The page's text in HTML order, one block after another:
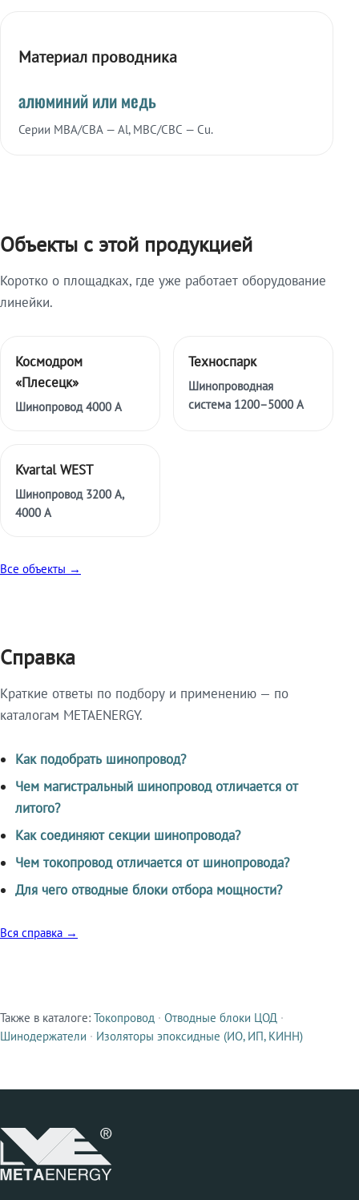
Материал проводника
алюминий или медь
Серии МВА/СВА — Al, МВС/СВС — Cu.
Объекты с этой продукцией
Коротко о площадках, где уже работает оборудование
линейки.
Космодром
«Плесецк»
Шинопровод 4000 А
Техноспарк
Шинопроводная
система 1200–5000 А
Kvartal WEST
Шинопровод 3200 А,
4000 А
Все объекты →
Справка
Краткие ответы по подбору и применению — по
каталогам METAENERGY.
Как подобрать шинопровод?
Чем магистральный шинопровод отличается от
литого?
Как соединяют секции шинопровода?
Чем токопровод отличается от шинопровода?
Для чего отводные блоки отбора мощности?
Вся справка →
Смежные продукты
Также в каталоге: Токопровод · Отводные блоки ЦОД ·
Шинодержатели · Изоляторы эпоксидные (ИО, ИП, КИНН)